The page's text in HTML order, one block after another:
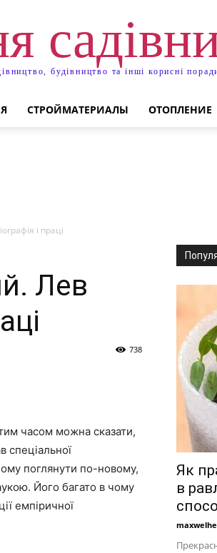
будівництво та інші корисні
СТРОЙМАТЕРИАЛЫ ОТОПЛЕНИЕ
і праці
Лев
738
часом можна сказати,
поглянути по-новому,
Його багато в чому
емпіричної
Як
в